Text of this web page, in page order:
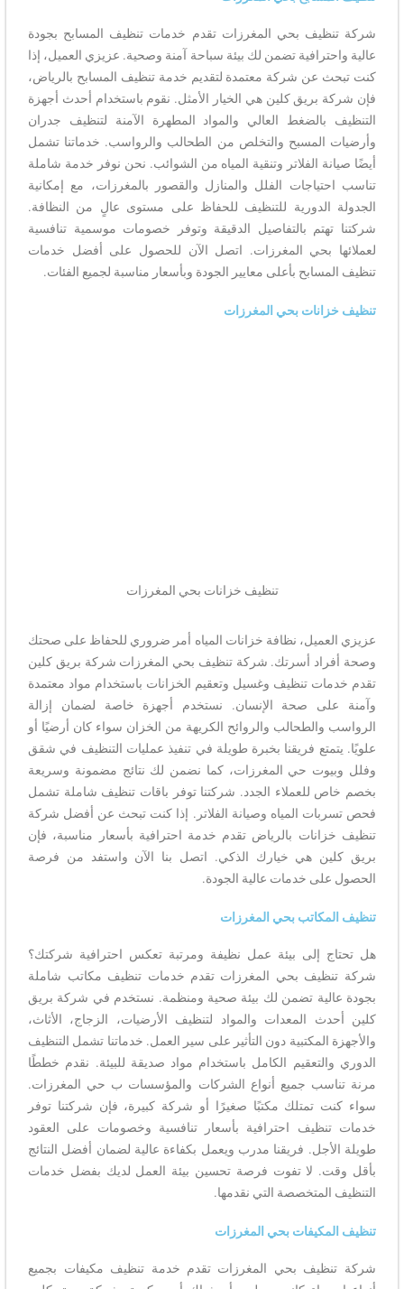
شركة تنظيف بحي المغرزات تقدم خدمات تنظيف المسابح بجودة
عالية واحترافية تضمن لك بيئة سباحة آمنة وصحية. عزيزي العميل، إذا
كنت تبحث عن شركة معتمدة لتقديم خدمة تنظيف المسابح بالرياض،
فإن شركة بريق كلين هي الخيار الأمثل. نقوم باستخدام أحدث أجهزة
التنظيف بالضغط العالي والمواد المطهرة الآمنة لتنظيف جدران
وأرضيات المسبح والتخلص من الطحالب والرواسب. خدماتنا تشمل
أيضًا صيانة الفلاتر وتنقية المياه من الشوائب. نحن نوفر خدمة شاملة
تناسب احتياجات الفلل والمنازل والقصور بالمغرزات، مع إمكانية
الجدولة الدورية للتنظيف للحفاظ على مستوى عالٍ من النظافة.
شركتنا تهتم بالتفاصيل الدقيقة وتوفر خصومات موسمية تنافسية
لعملائها بحي المغرزات. اتصل الآن للحصول على أفضل خدمات
تنظيف المسابح بأعلى معايير الجودة وبأسعار مناسبة لجميع الفئات.
تنظيف خزانات بحي المغرزات
تنظيف خزانات بحي المغرزات
عزيزي العميل، نظافة خزانات المياه أمر ضروري للحفاظ على صحتك
وصحة أفراد أسرتك. شركة تنظيف بحي المغرزات شركة بريق كلين
تقدم خدمات تنظيف وغسيل وتعقيم الخزانات باستخدام مواد معتمدة
وآمنة على صحة الإنسان. نستخدم أجهزة خاصة لضمان إزالة
الرواسب والطحالب والروائح الكريهة من الخزان سواء كان أرضيًا أو
علويًا. يتمتع فريقنا بخبرة طويلة في تنفيذ عمليات التنظيف في شقق
وفلل وبيوت حي المغرزات، كما نضمن لك نتائج مضمونة وسريعة
بخصم خاص للعملاء الجدد. شركتنا توفر باقات تنظيف شاملة تشمل
فحص تسربات المياه وصيانة الفلاتر. إذا كنت تبحث عن أفضل شركة
تنظيف خزانات بالرياض تقدم خدمة احترافية بأسعار مناسبة، فإن
بريق كلين هي خيارك الذكي. اتصل بنا الآن واستفد من فرصة
الحصول على خدمات عالية الجودة.
تنظيف المكاتب بحي المغرزات
هل تحتاج إلى بيئة عمل نظيفة ومرتبة تعكس احترافية شركتك؟
شركة تنظيف بحي المغرزات تقدم خدمات تنظيف مكاتب شاملة
بجودة عالية تضمن لك بيئة صحية ومنظمة. نستخدم في شركة بريق
كلين أحدث المعدات والمواد لتنظيف الأرضيات، الزجاج، الأثاث،
والأجهزة المكتبية دون التأثير على سير العمل. خدماتنا تشمل التنظيف
الدوري والتعقيم الكامل باستخدام مواد صديقة للبيئة. نقدم خططًا
مرنة تناسب جميع أنواع الشركات والمؤسسات ب حي المغرزات.
سواء كنت تمتلك مكتبًا صغيرًا أو شركة كبيرة، فإن شركتنا توفر
خدمات تنظيف احترافية بأسعار تنافسية وخصومات على العقود
طويلة الأجل. فريقنا مدرب ويعمل بكفاءة عالية لضمان أفضل النتائج
بأقل وقت. لا تفوت فرصة تحسين بيئة العمل لديك بفضل خدمات
التنظيف المتخصصة التي نقدمها.
تنظيف المكيفات بحي المغرزات
شركة تنظيف بحي المغرزات تقدم خدمة تنظيف مكيفات بجميع